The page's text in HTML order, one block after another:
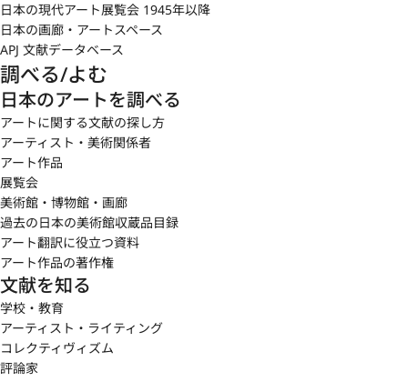
日本の現代アート展覧会 1945年以降
日本の画廊・アートスペース
APJ 文献データベース
調べる/よむ
日本のアートを調べる
アートに関する文献の探し方
アーティスト・美術関係者
アート作品
展覧会
美術館・博物館・画廊
過去の日本の美術館収蔵品目録
アート翻訳に役立つ資料
アート作品の著作権
文献を知る
学校・教育
アーティスト・ライティング
コレクティヴィズム
評論家